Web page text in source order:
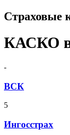
Страховые
КАСКО в
-
ВСК
5
Ингосстрах